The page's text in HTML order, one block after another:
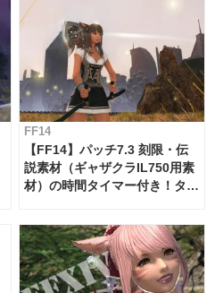
FF14
【FF14】パッチ7.3 刻限・伝
説素材（ギャザクラIL750用素
材）の時間タイマー付き！タイ